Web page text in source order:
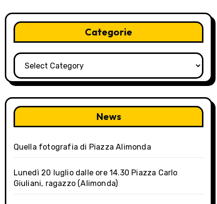
Categorie
Categorie
News
Quella fotografia di Piazza Alimonda
Lunedì 20 luglio dalle ore 14.30 Piazza Carlo
Giuliani, ragazzo (Alimonda)